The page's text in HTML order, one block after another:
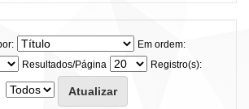
Em ordem:
Resultados/Página
Registro(s):